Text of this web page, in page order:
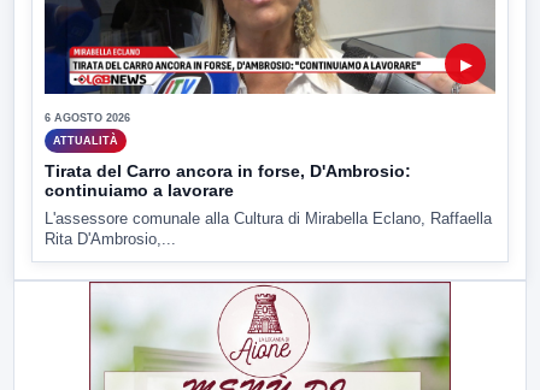
▶
6 AGOSTO 2026
ATTUALITÀ
Tirata del Carro ancora in forse, D'Ambrosio:
continuiamo a lavorare
L'assessore comunale alla Cultura di Mirabella Eclano, Raffaella
Rita D'Ambrosio,...